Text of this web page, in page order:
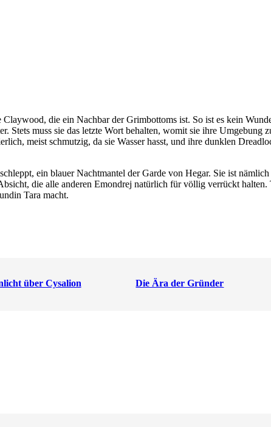
die ein Nachbar der Grimbottoms ist. So ist es kein
Stets muss sie das letzte Wort behalten, womit sie ihre Umgebung
meist schmutzig, da sie Wasser hasst, und ihre dunklen
ein blauer Nachtmantel der Garde von Hegar. Sie ist
die alle anderen Emondrej natürlich für völlig verrückt halten.
Tara macht.
über Cysalion Die Ära der Gründer